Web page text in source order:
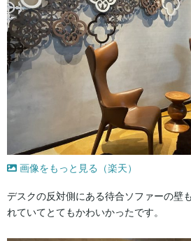
画像をもっと見る（楽天）
デスクの反対側にある待合ソファーの壁
れていてとてもかわいかったです。